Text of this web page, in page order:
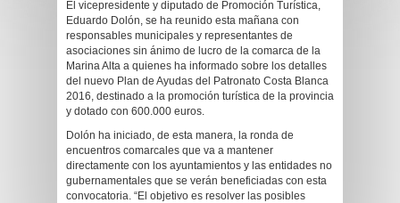
El vicepresidente y diputado de Promoción Turística,
Eduardo Dolón, se ha reunido esta mañana con
responsables municipales y representantes de
asociaciones sin ánimo de lucro de la comarca de la
Marina Alta a quienes ha informado sobre los detalles
del nuevo Plan de Ayudas del Patronato Costa Blanca
2016, destinado a la promoción turística de la provincia
y dotado con 600.000 euros.
Dolón ha iniciado, de esta manera, la ronda de
encuentros comarcales que va a mantener
directamente con los ayuntamientos y las entidades no
gubernamentales que se verán beneficiadas con esta
convocatoria. “El objetivo es resolver las posibles